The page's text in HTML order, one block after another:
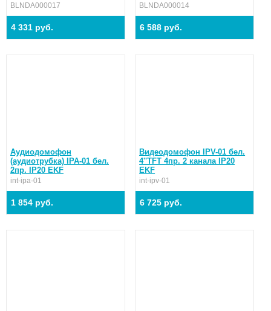
BLNDA000017
4 331 руб.
BLNDA000014
6 588 руб.
Аудиодомофон
(аудиотрубка) IPA-01 бел.
2пр. IP20 EKF
int-ipa-01
1 854 руб.
Видеодомофон IPV-01 бел.
4''TFT 4пр. 2 канала IP20
EKF
int-ipv-01
6 725 руб.